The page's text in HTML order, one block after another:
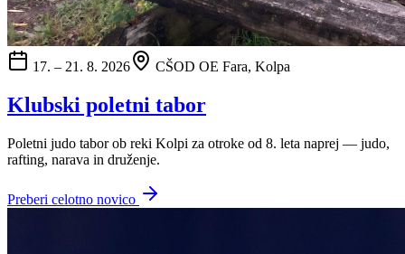
17. – 21. 8. 2026 CŠOD OE Fara, Kolpa
Klubski poletni tabor
Poletni judo tabor ob reki Kolpi za otroke od 8. leta naprej — judo,
rafting, narava in druženje.
Preberi celotno novico